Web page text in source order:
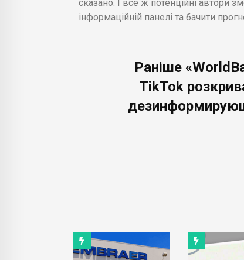
сказано. І все ж потенційні автори
інформаційній панелі та бачити
Раніше
TikTok